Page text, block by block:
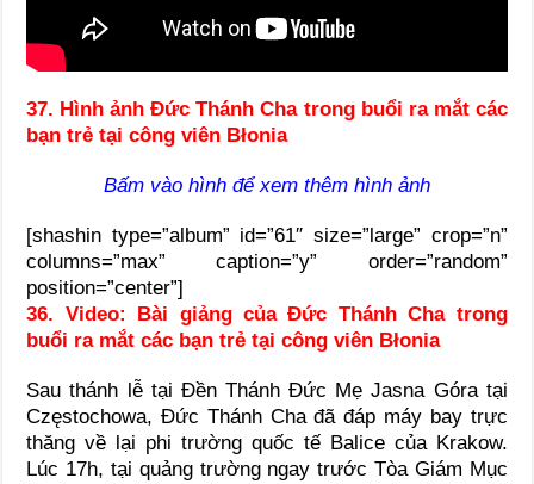
37. Hình ảnh Đức Thánh Cha trong buổi ra mắt các
bạn trẻ tại công viên Błonia
Bấm vào hình để xem thêm hình ảnh
[shashin type=”album” id=”61″ size=”large” crop=”n”
columns=”max” caption=”y” order=”random”
position=”center”]
36. Video: Bài giảng của Đức Thánh Cha trong
buổi ra mắt các bạn trẻ tại công viên Błonia
Sau thánh lễ tại Đền Thánh Đức Mẹ Jasna Góra tại
Częstochowa, Đức Thánh Cha đã đáp máy bay trực
thăng về lại phi trường quốc tế Balice của Krakow.
Lúc 17h, tại quảng trường ngay trước Tòa Giám Mục